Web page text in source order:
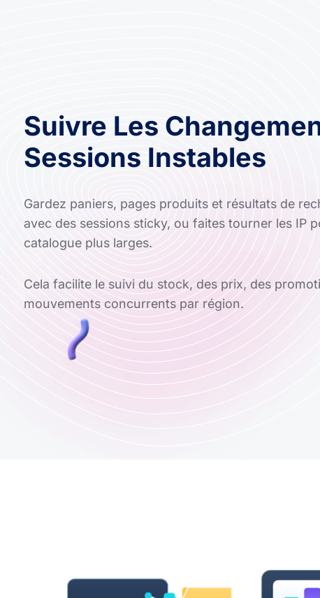
Suivre Les
Sessions Instables
Gardez paniers, pages produits et résultats de
avec des sessions sticky, ou faites tourner les IP
catalogue plus larges.
Cela facilite le suivi du stock, des prix, des
mouvements concurrents par région.